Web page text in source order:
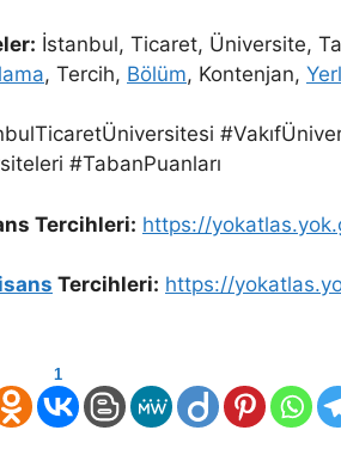
İstanbul, Ticaret, Üniversite,
, Tercih, Bölüm, Kontenjan,
#TabanPuanları
Tercihleri: https://
Tercihleri: https://
1